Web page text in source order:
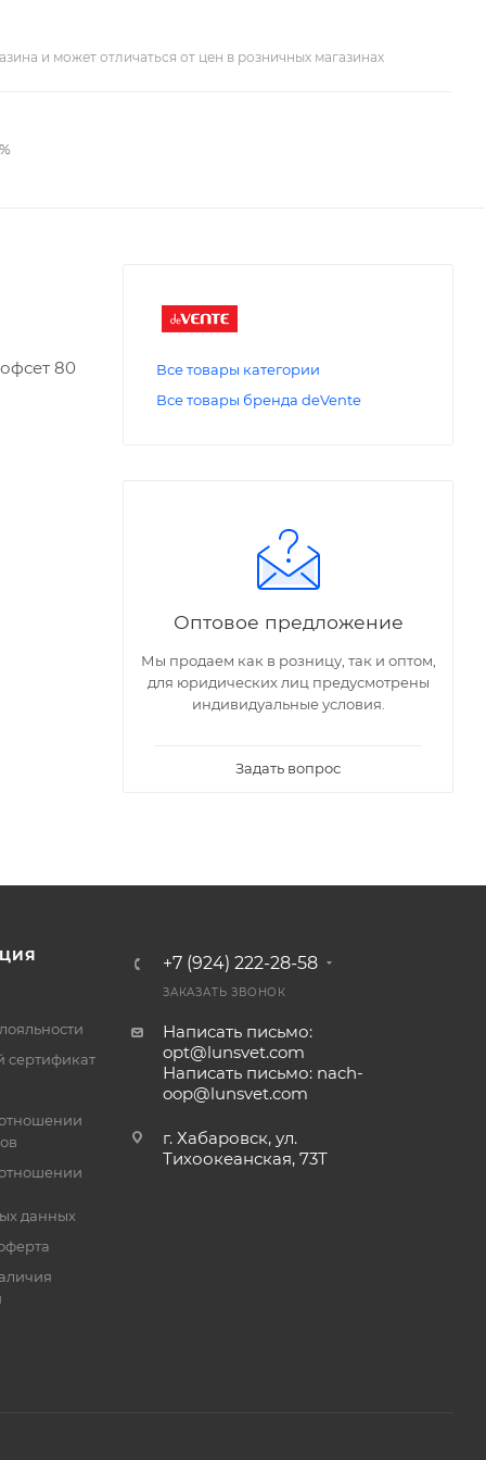
и может отличаться от цен в розничных магазинах
80
Все товары категории
Все товары бренда deVente
Оптовое предложение
Мы продаем как в розницу, так и оптом,
для юридических лиц предусмотрены
индивидуальные условия.
Задать вопрос
данных
+7 (924) 222-28-58
ЗАКАЗАТЬ ЗВОНОК
Написать письмо:
opt@lunsvet.com
Написать письмо: nach-
oop@lunsvet.com
г. Хабаровск, ул.
Тихоокеанская, 73Т